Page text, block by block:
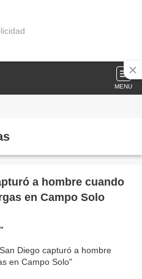
MENU
a hombre cuando
en Campo Solo